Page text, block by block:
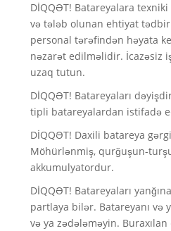
DİQQƏT! Batareyalara
və tələb olunan ehtiyat
personal tərəfindən həyata
nəzarət edilməlidir. İcazəsiz
uzaq tutun.
DİQQƏT! Batareyaları
tipli batareyalardan istifadə
DİQQƏT! Daxili batareya
Möhürlənmiş, qurğuşun-
akkumulyatordur.
DİQQƏT! Batareyaları
partlaya bilər. Batareyanı və
və ya zədələməyin.